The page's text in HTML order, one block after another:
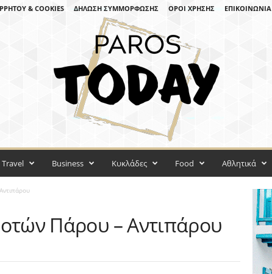
& COOKIES ΔΉΛΩΣΗ ΣΥΜΜΌΡΦΩΣΗΣ ΌΡΟΙ ΧΡΉΣΗΣ ΕΠΙΚΟΙΝΩΝΊΑ
Travel Business Κυκλάδες Food Αθλητικά
Πάρου – Αντιπάρου